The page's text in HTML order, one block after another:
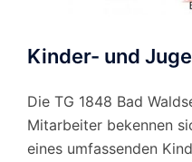
Kinder- und
Die TG 1848 Bad
Mitarbeiter bekennen
eines umfassenden